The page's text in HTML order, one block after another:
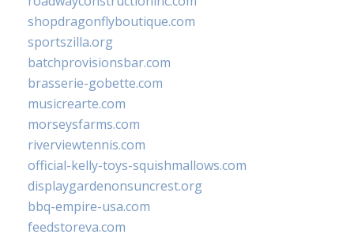
shopdragonflyboutique.com
sportszilla.org
batchprovisionsbar.com
brasserie-gobette.com
musicrearte.com
morseysfarms.com
riverviewtennis.com
official-kelly-toys-squishmallows.com
displaygardenonsuncrest.org
bbq-empire-usa.com
feedstoreva.com